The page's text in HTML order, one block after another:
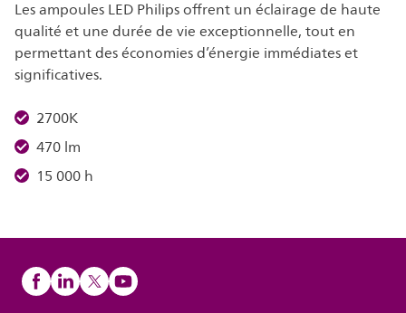
Les ampoules LED Philips offrent un éclairage de haute
qualité et une durée de vie exceptionnelle, tout en
permettant des économies d’énergie immédiates et
significatives.
2700K
470 lm
15 000 h